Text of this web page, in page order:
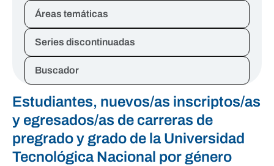
Áreas temáticas
Series discontinuadas
Buscador
Estudiantes, nuevos/as inscriptos/as
y egresados/as de carreras de
pregrado y grado de la Universidad
Tecnológica Nacional por género